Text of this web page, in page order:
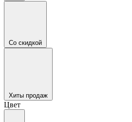
Со скидкой
Хиты продаж
Цвет